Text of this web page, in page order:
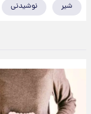
شیر نوشیدنی